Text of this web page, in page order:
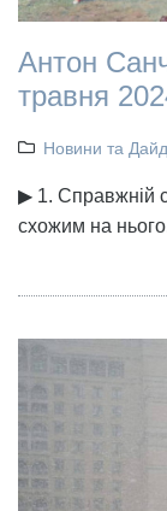
Антон
травня
Новини та
▶ 1. Справжній
схожим на